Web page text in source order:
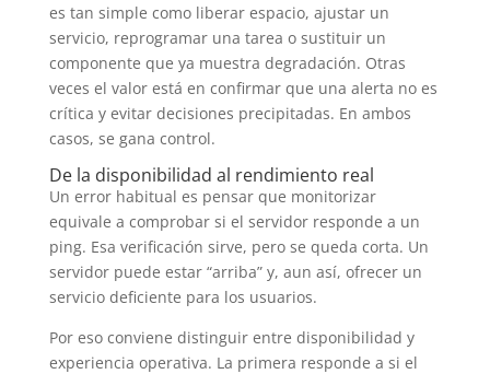
es tan simple como liberar espacio, ajustar un
servicio, reprogramar una tarea o sustituir un
componente que ya muestra degradación. Otras
veces el valor está en confirmar que una alerta no es
crítica y evitar decisiones precipitadas. En ambos
casos, se gana control.
De la disponibilidad al rendimiento real
Un error habitual es pensar que monitorizar
equivale a comprobar si el servidor responde a un
ping. Esa verificación sirve, pero se queda corta. Un
servidor puede estar “arriba” y, aun así, ofrecer un
servicio deficiente para los usuarios.
Por eso conviene distinguir entre disponibilidad y
experiencia operativa. La primera responde a si el